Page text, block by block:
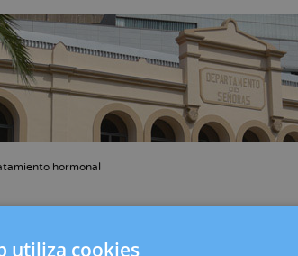
hormonal
utiliza cookies